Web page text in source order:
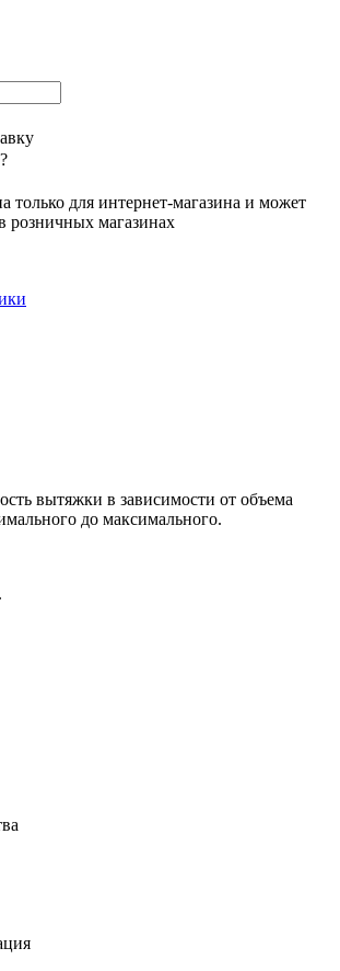
только для интернет-магазина и может
розничных магазинах
вытяжки в зависимости от объема
до максимального.